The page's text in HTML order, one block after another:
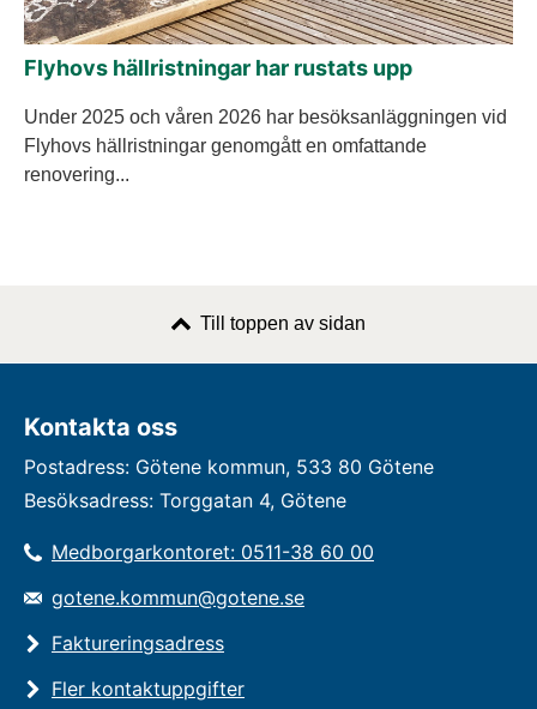
Flyhovs hällristningar har rustats upp
Under 2025 och våren 2026 har besöksanläggningen vid
Flyhovs hällristningar genomgått en omfattande
renovering...
Till toppen av sidan
Kontakta oss
Postadress: Götene kommun, 533 80 Götene
Besöksadress: Torggatan 4, Götene
Medborgarkontoret: 0511-38 60 00
gotene.kommun@gotene.se
Faktureringsadress
Fler kontaktuppgifter